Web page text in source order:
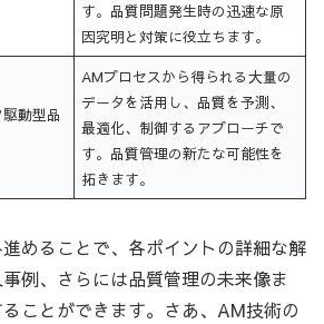
す。品質問題発生時の迅速な原
因究明と対策に役立ちます。
動型品
AMプロセスから得られる大量の
データを活用し、品質を予測、
最適化、制御するアプローチで
す。品質管理の新たな可能性を
拓きます。
めることで、各ポイントの詳細な解
例、さらには品質管理の未来像ま
ことができます。さあ、AM技術の